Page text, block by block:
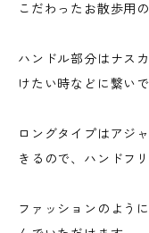
こだわったお散歩用
ハンドル部分はナス
けたい時などに繋い
ロングタイプはアジ
きるので、ハンドフ
ファッションのよう